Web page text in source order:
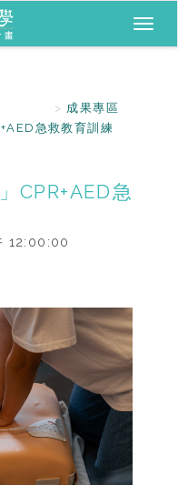
成果專區
急救教育訓練
CPR+AED急
12:00:00